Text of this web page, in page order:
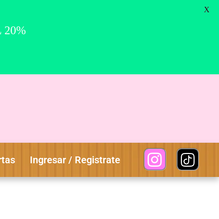
Ingresar / Registrate
20%
X